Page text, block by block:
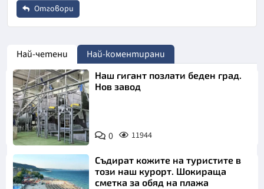
Отговори
Email
Коментар*
Най-четени Най-коментирани
Наш гигант позлати беден град.
Нов завод
0 11944
Съдират кожите на туристите в
този наш курорт. Шокираща
сметка за обяд на плажа